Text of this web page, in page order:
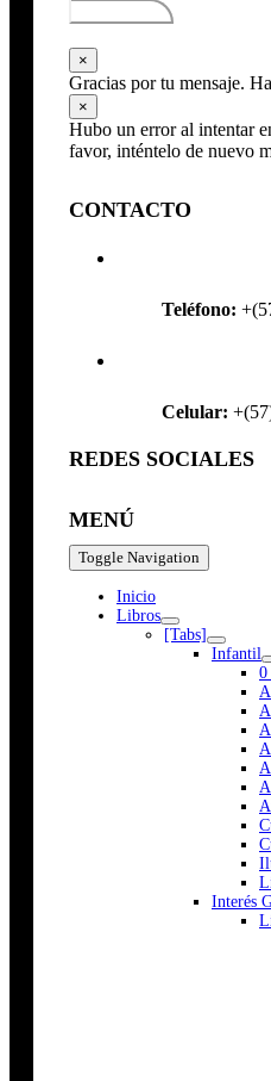
Subscribirse
×
Gracias por tu mensaje.
×
Hubo un error al intentar
favor, inténtelo de nuevo
CONTACTO
Teléfono:
Celular:
REDES SOCIALES
MENÚ
Toggle Navigation
Inicio
Libros
[Tabs]
Infantil
0
Interés